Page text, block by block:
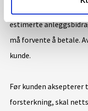
estimerte
må forvente å betale.
kunde.
Før kunden
forsterkning, skal